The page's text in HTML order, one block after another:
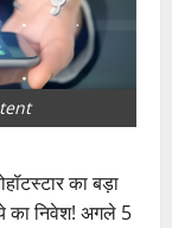
का बड़ा
का निवेश! अगले 5